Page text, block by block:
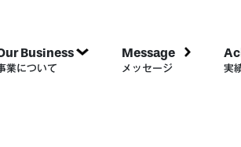
Business
業について
Message
メッセージ 実